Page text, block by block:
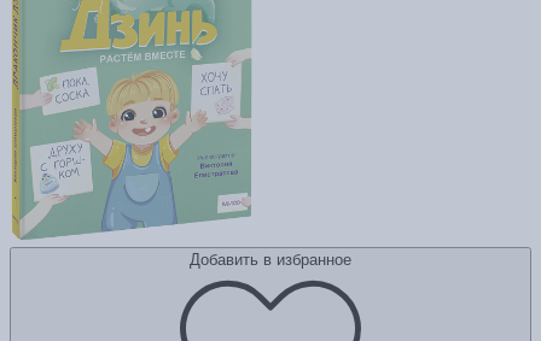
Добавить в избранное